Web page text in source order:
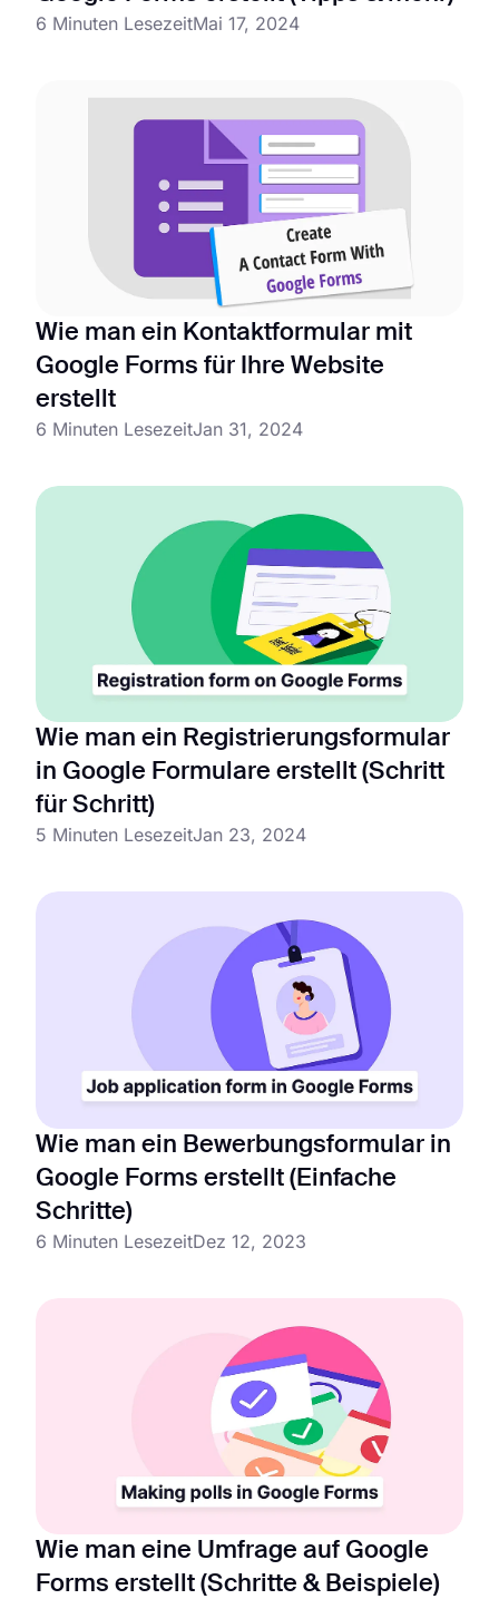
6 Minuten LesezeitMai 17, 2024
Wie man ein Kontaktformular mit
Google Forms für Ihre Website
erstellt
6 Minuten LesezeitJan 31, 2024
Wie man ein Registrierungsformular
in Google Formulare erstellt (Schritt
für Schritt)
5 Minuten LesezeitJan 23, 2024
Wie man ein Bewerbungsformular in
Google Forms erstellt (Einfache
Schritte)
6 Minuten LesezeitDez 12, 2023
Wie man eine Umfrage auf Google
Forms erstellt (Schritte & Beispiele)